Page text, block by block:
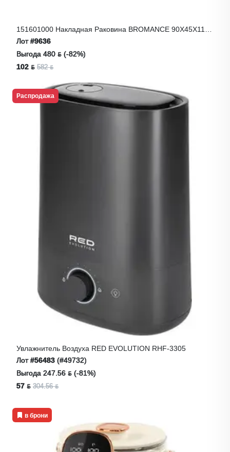
151601000 Накладная Раковина BROMANCE 90Х45Х11
CM
Лот#9636
Выгода 480 ƃ (-82%)
102 ƃ 582 ƃ
Распродажа
Увлажнитель Воздуха RED EVOLUTION RHF-3305
Лот#56483 (#49732)
Выгода 247.56 ƃ (-81%)
57 ƃ 304.56 ƃ
в брони